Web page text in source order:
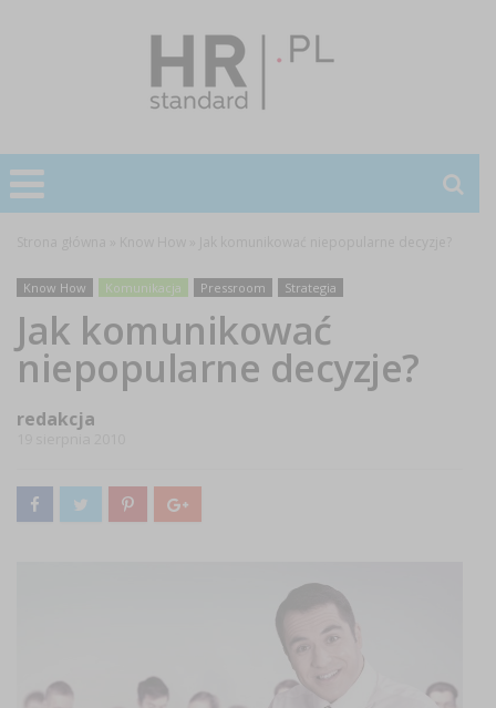
Know How Komunikacja Pressroom Strategia
Jak komunikować
niepopularne decyzje?
redakcja